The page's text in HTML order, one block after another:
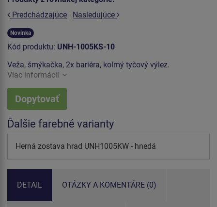
Predchádzajúce
Nasledujúce
Novinka
Kód produktu: UNH-1005KS-10
Veža, šmýkačka, 2x bariéra, kolmý tyčový výlez.
Viac informácií
Dopytovať
Ďalšie farebné varianty
Herná zostava hrad UNH1005KW - hnedá
DETAIL OTÁZKY A KOMENTÁRE (0)